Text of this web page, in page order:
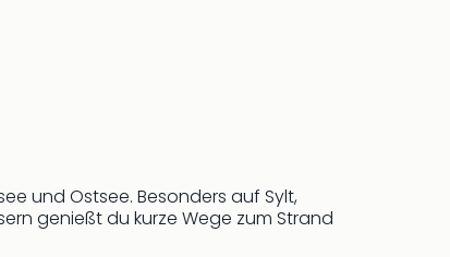
und Ostsee. Besonders auf Sylt,
genießt du kurze Wege zum Strand